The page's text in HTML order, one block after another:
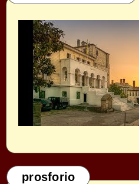
prosforio